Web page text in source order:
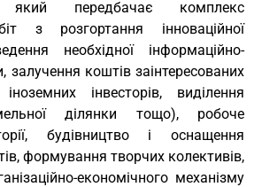
який передбачає комплекс
з розгортання інноваційної
необхідної інформаційно-
залучення коштів заінтересованих
інвесторів, виділення
ділянки тощо), робоче
будівництво і оснащення
формування творчих колективів,
економічного механізму